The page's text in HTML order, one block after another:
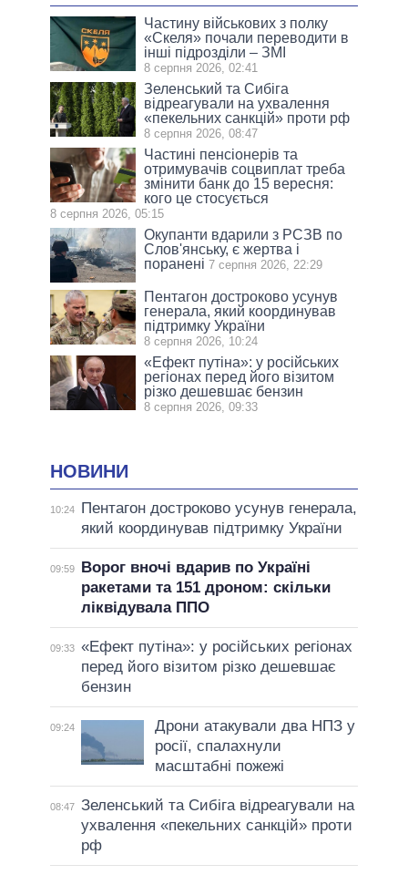
Частину військових з полку
«Скеля» почали переводити в
інші підрозділи – ЗМІ
8 серпня 2026, 02:41
Зеленський та Сибіга
відреагували на ухвалення
«пекельних санкцій» проти рф
8 серпня 2026, 08:47
Частині пенсіонерів та
отримувачів соцвиплат треба
змінити банк до 15 вересня:
кого це стосується
8 серпня 2026, 05:15
Окупанти вдарили з РСЗВ по
Слов'янську, є жертва і
поранені 7 серпня 2026, 22:29
Пентагон достроково усунув
генерала, який координував
підтримку України
8 серпня 2026, 10:24
«Ефект путіна»: у російських
регіонах перед його візитом
різко дешевшає бензин
8 серпня 2026, 09:33
НОВИНИ
10:24
Пентагон достроково усунув генерала,
який координував підтримку України
09:59
Ворог вночі вдарив по Україні
ракетами та 151 дроном: скільки
ліквідувала ППО
09:33 «Ефект путіна»: у російських регіонах
перед його візитом різко дешевшає
бензин
09:24
Дрони атакували два НПЗ у
росії, спалахнули
масштабні пожежі
08:47 Зеленський та Сибіга відреагували на
ухвалення «пекельних санкцій» проти
рф